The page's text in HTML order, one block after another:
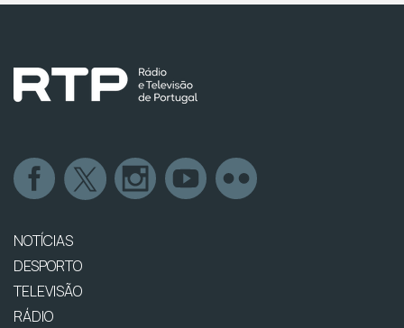
NOTÍCIAS
DESPORTO
TELEVISÃO
RÁDIO